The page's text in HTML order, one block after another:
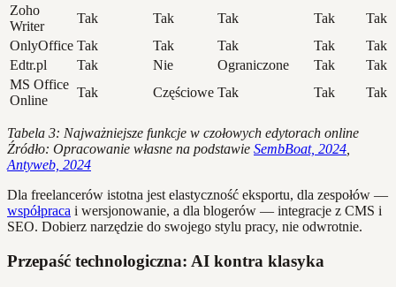
Zoho
Writer
Tak Tak Tak Tak
Tak
OnlyOffice Tak Tak Tak Tak
Tak
Edtr.pl
Tak Nie Ograniczone Tak
Tak
MS Office
Online
Tak Częściowe Tak Tak Tak
Tabela 3: Najważniejsze funkcje w czołowych edytorach online
Źródło: Opracowanie własne na podstawie SembBoat, 2024
Antyweb, 2024
Dla freelancerów istotna jest elastyczność eksportu, dla zespołów —
współpraca i wersjonowanie, a dla blogerów — integracje z CMS i
SEO. Dobierz narzędzie do swojego stylu pracy, nie odwrotnie.
Przepaść technologiczna: AI kontra klasyka